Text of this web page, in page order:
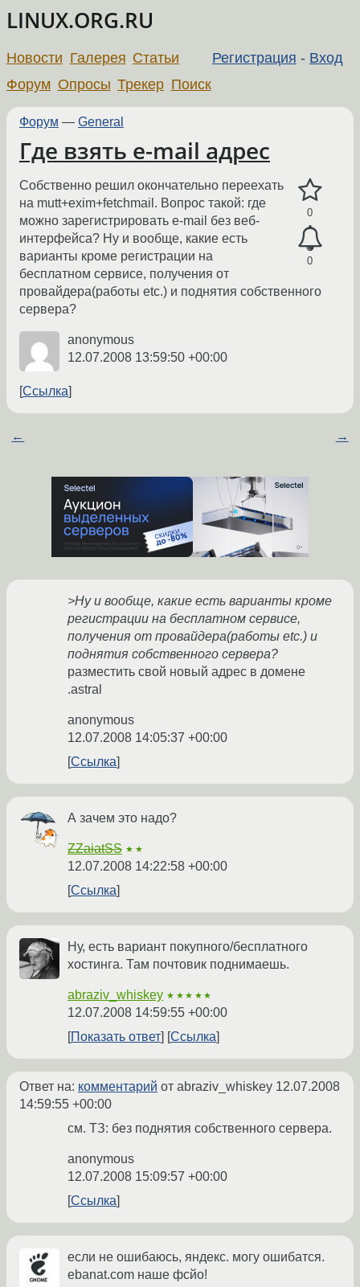
LINUX.ORG.RU
Регистрация - Вход
Новости Галерея Статьи
Форум Опросы Трекер Поиск
Форум — General
Где взять e-mail адрес
0
0
Собственно решил окончательно переехать
на mutt+exim+fetchmail. Вопрос такой: где
можно зарегистрировать e-mail без веб-
интерфейса? Ну и вообще, какие есть
варианты кроме регистрации на
бесплатном сервисе, получения от
провайдера(работы etc.) и поднятия собственного
сервера?
anonymous
12.07.2008 13:59:50 +00:00
Ссылка
← →
>Ну и вообще, какие есть варианты кроме
регистрации на бесплатном сервисе,
получения от провайдера(работы etc.) и
поднятия собственного сервера?
разместить свой новый адрес в домене
.astral
anonymous
12.07.2008 14:05:37 +00:00
Ссылка
А зачем это надо?
ZZaiatSS ★★
12.07.2008 14:22:58 +00:00
Ссылка
Ну, есть вариант покупного/бесплатного
хостинга. Там почтовик поднимаешь.
abraziv_whiskey ★★★★★
12.07.2008 14:59:55 +00:00
Показать ответ
Ссылка
Ответ на: комментарий от abraziv_whiskey 12.07.2008
14:59:55 +00:00
см. ТЗ: без поднятия собственного сервера.
anonymous
12.07.2008 15:09:57 +00:00
Ссылка
если не ошибаюсь, яндекс. могу ошибатся.
ebanat.com наше фсйо!